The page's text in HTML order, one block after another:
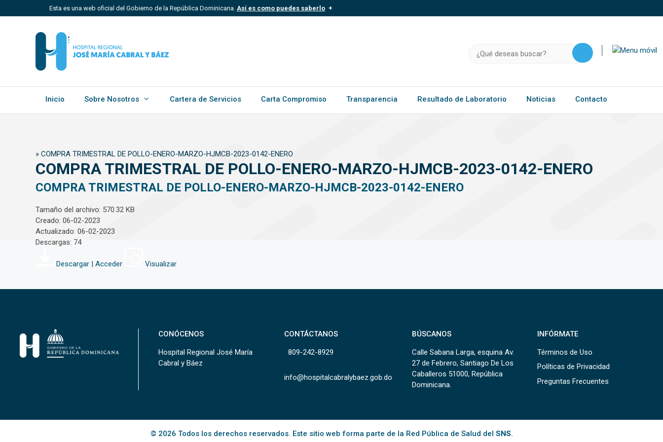
al
Esta es una web oficial del Gobierno de la República Dominicana. Así es como puedes saberlo
Un sitio .gob.do, .gov.do o .mil.do significa que pertenece a una organización oficial del
Estado dominicano.
Inicio Sobre Nosotros Cartera de Servicios Carta Compromiso Transparencia Resultado de Laboratorio Noticias Contacto
» COMPRA TRIMESTRAL DE POLLO-ENERO-MARZO-HJMCB-2023-0142-ENERO
COMPRA TRIMESTRAL DE POLLO-ENERO-MARZO-HJMCB-2023-0142-ENERO
COMPRA TRIMESTRAL DE POLLO-ENERO-MARZO-HJMCB-2023-0142-ENERO
Tamaño del archivo: 570.32 KB
Creado: 06-02-2023
Actualizado: 06-02-2023
Descargas: 74
Descargar | Acceder Visualizar
CONÓCENOS
Hospital Regional José María
Cabral y Báez
CONTÁCTANOS
809-242-8929
info@hospitalcabralybaez.gob.do
BÚSCANOS
Calle Sabana Larga, esquina Av.
27 de Febrero, Santiago De Los
Caballeros 51000, República
Dominicana.
INFÓRMATE
Términos de Uso
Políticas de Privacidad
Preguntas Frecuentes
© 2026 Todos los derechos reservados. Este sitio web forma parte de la Red Pública de Salud del SNS.